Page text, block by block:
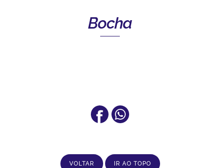
Bocha
VOLTAR IR AO TOPO